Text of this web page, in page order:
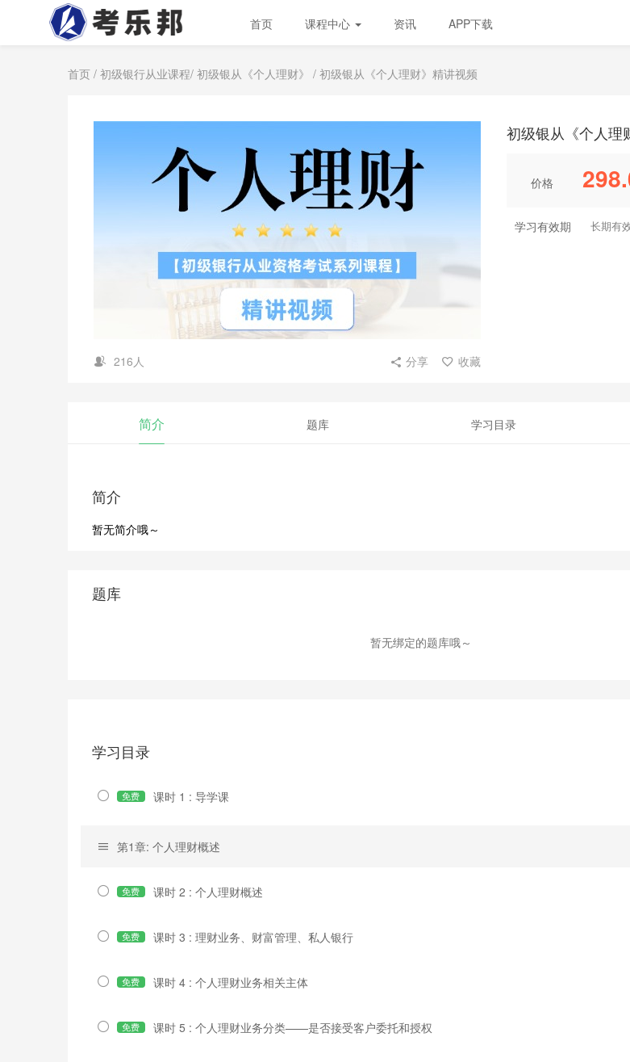
首页 课程中心 资讯 APP下载
首页 / 初级银行从业课程/ 初级银从《个人理财》 / 初级银从《个人理财》精讲视频
216人 分享 收藏
初级银从《个人理
价格
学习有效期 长期有
简介 题库 学习目录
简介
暂无简介哦～
题库
暂无绑定的题库哦～
学习目录
免费 课时 1 : 导学课
第1章: 个人理财概述
免费 课时 2 : 个人理财概述
免费 课时 3 : 理财业务、财富管理、私人银行
免费 课时 4 : 个人理财业务相关主体
免费 课时 5 : 个人理财业务分类——是否接受客户委托和授权